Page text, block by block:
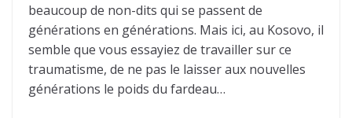
beaucoup de non-dits qui se passent de
générations en générations. Mais ici, au Kosovo, il
semble que vous essayiez de travailler sur ce
traumatisme, de ne pas le laisser aux nouvelles
générations le poids du fardeau…